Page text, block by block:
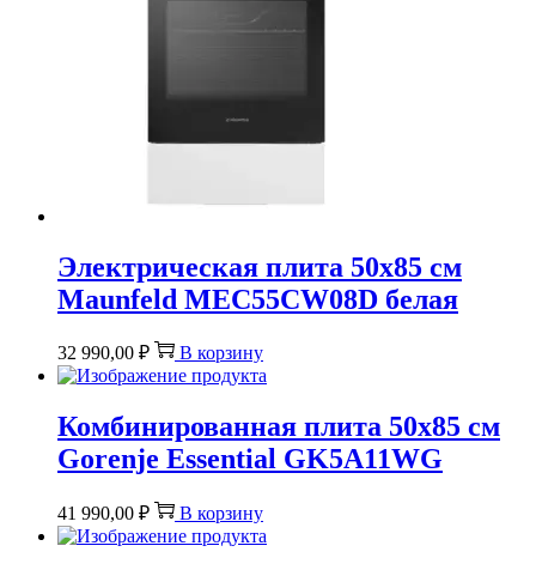
Электрическая плита 50х85 см
Maunfeld MEC55CW08D белая
32 990,00 ₽ В корзину
Комбинированная плита 50х85 см
Gorenje Essential GK5A11WG
41 990,00 ₽ В корзину